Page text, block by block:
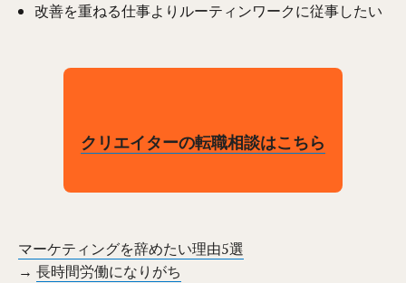
改善を重ねる仕事よりルーティンワークに従事したい
クリエイターの転職相談はこちら
マーケティングを辞めたい理由5選
→長時間労働になりがち